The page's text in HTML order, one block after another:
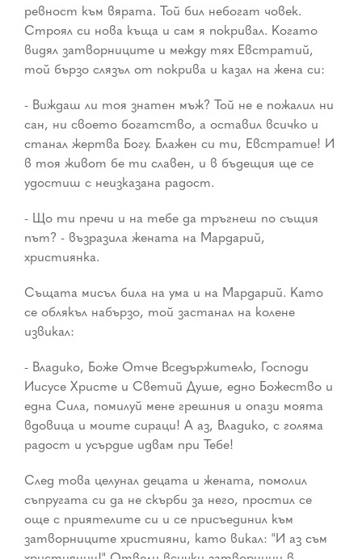
ревност към вярата. Той бил небогат човек.
Строял си нова къща и сам я покривал. Когато
видял затворниците и между тях Евстратий,
той бързо слязъл от покрива и казал на жена си:
- Виждаш ли тоя знатен мъж? Той не е пожалил ни
сан, ни своето богатство, а оставил всичко и
станал жертва Богу. Блажен си ти, Евстратие! И
в тоя живот бе ти славен, и в бъдещия ще се
удостиш с неизказана радост.
- Що ти пречи и на тебе да тръгнеш по същия
път? - възразила жената на Мардарий,
християнка.
Същата мисъл била на ума и на Мардарий. Като
се облякъл набързо, той застанал на колене
извикал:
- Владико, Боже Отче Вседържителю, Господи
Иисусе Христе и Светий Душе, едно Божество и
една Сила, помилуй мене грешния и опази моята
вдовица и моите сираци! А аз, Владико, с голяма
радост и усърдие идвам при Тебе!
След това целунал децата и жената, помолил
съпругата си да не скърби за него, простил се
още с приятелите си и се присъединил към
затворниците християни, като викал: "И аз съм